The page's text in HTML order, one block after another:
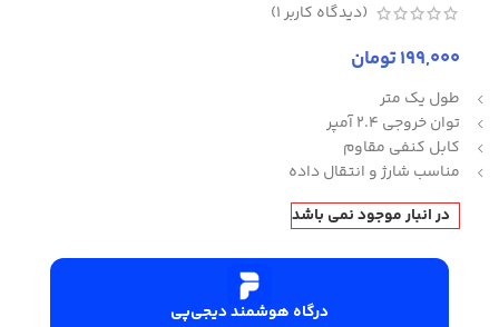
(دیدگاه کاربر1
)
199,000تومان
طول یک متر
توان خروجی 2.4 آمپر
کابل کنفی مقاوم
مناسب شارژ و انتقال داده
در انبار موجود نمی باشد
درگاه هوشمند دیجی‌پی